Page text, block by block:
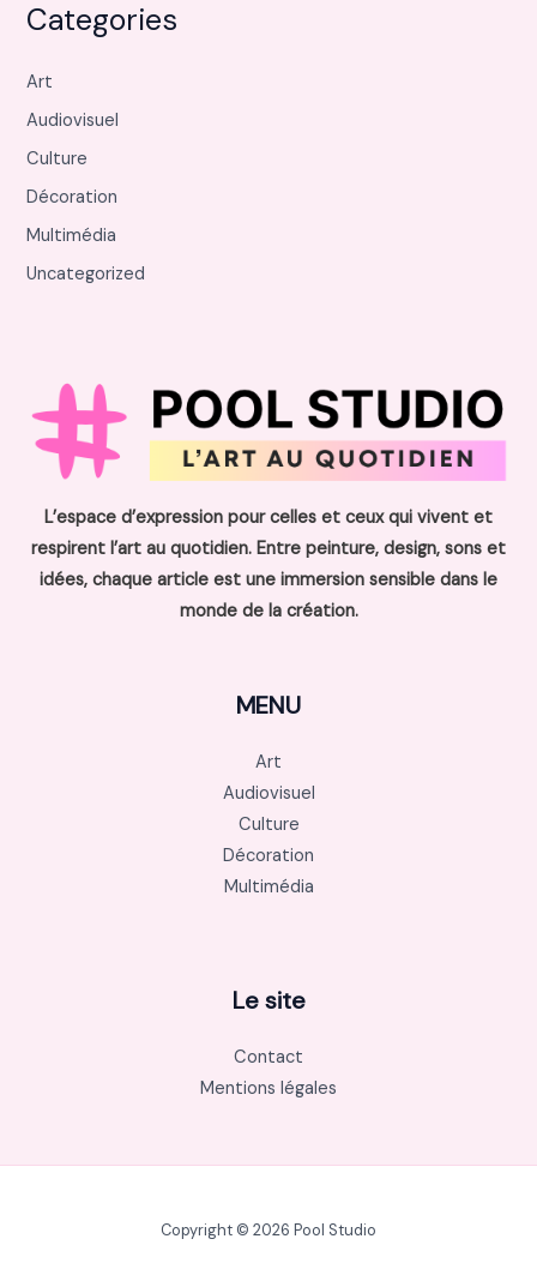
Categories
Art
Audiovisuel
Culture
Décoration
Multimédia
Uncategorized
L’espace d’expression pour celles et ceux qui vivent et
respirent l’art au quotidien. Entre peinture, design, sons et
idées, chaque article est une immersion sensible dans le
monde de la création.
MENU
Art
Audiovisuel
Culture
Décoration
Multimédia
Le site
Contact
Mentions légales
Copyright © 2026 Pool Studio